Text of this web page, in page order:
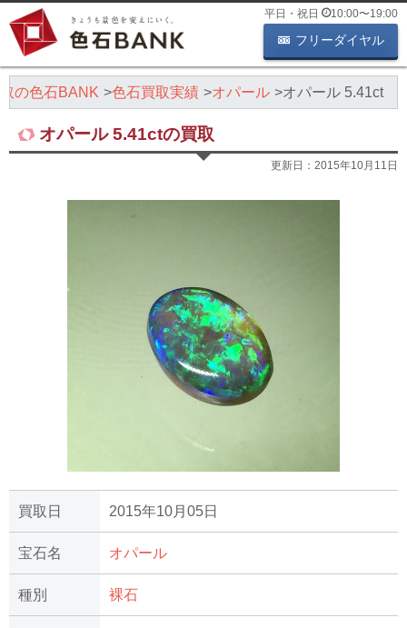
平日・祝日 10:00〜19:00
フリーダイヤル
の色石BANK 色石買取実績 オパール オパール 5.41ct
オパール 5.41ctの買取
更新日： 2015年10月11日
買取日 2015年10月05日
宝石名 オパール
種別 裸石